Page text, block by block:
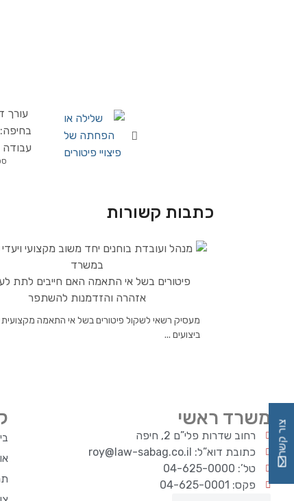
עורך
בחיפה:
עבודה
כתבות קשורות
פיטורים בשל אי התאמה האם חייבים לתת
אזהרה והזדמנות להשתפר
מעסיק רשאי לשקול פיטורים בשל אי התאמה מקצועית
ביצועים ...
משרד ראשי
רחוב שדרות פלי”ם 2, חיפה
כתובת דוא”ל: roy@law-sabag.co.il
טל’: 04-625-0000
פקס: 04-625-0001
צור קשר